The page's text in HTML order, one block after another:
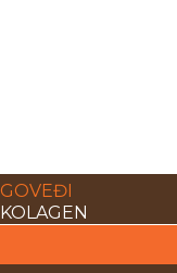
GOVEĐI
KOLAGEN